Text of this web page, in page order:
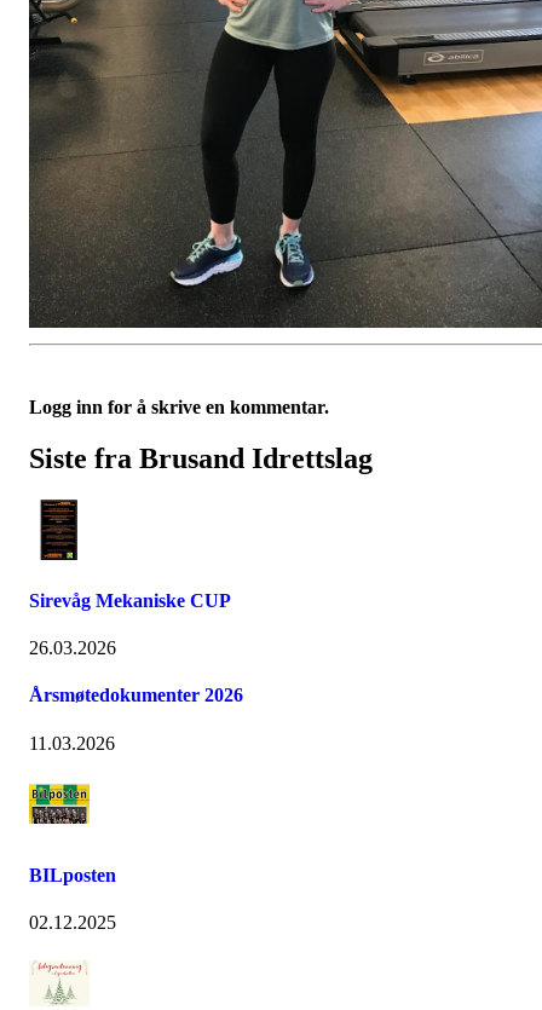
Logg inn for å skrive en kommentar.
Siste fra Brusand Idrettslag
Sirevåg Mekaniske CUP
26.03.2026
Årsmøtedokumenter 2026
11.03.2026
BILposten
02.12.2025